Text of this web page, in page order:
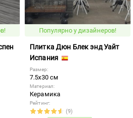
Популярно у дизайнеров!
Плитка Дюн Блек энд Уайт
Испания
Размер:
7.5x30 см
Материал:
Керамика
Рейтинг:
(9)